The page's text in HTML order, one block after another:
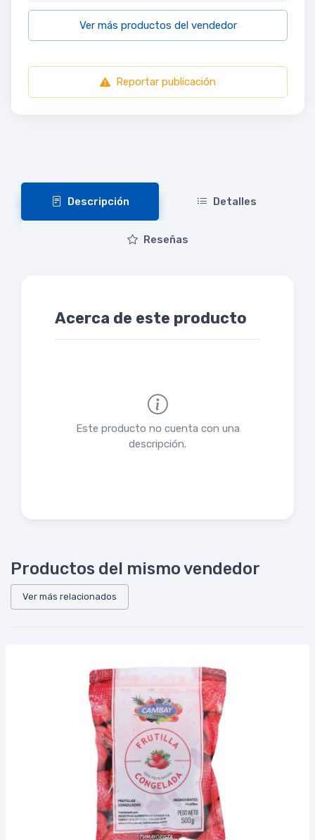
Ver más productos del vendedor
Reportar publicación
Descripción Detalles
Reseñas
Acerca de este producto
Este producto no cuenta con una
descripción.
Productos del mismo vendedor
Ver más relacionados